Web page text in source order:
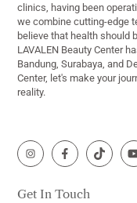
clinics, having been
we combine cutting-edge
believe that health should
LAVALEN Beauty Center
Bandung, Surabaya, and
Center, let's make your
reality.
Icon
Icon
Icon
Get In Touch